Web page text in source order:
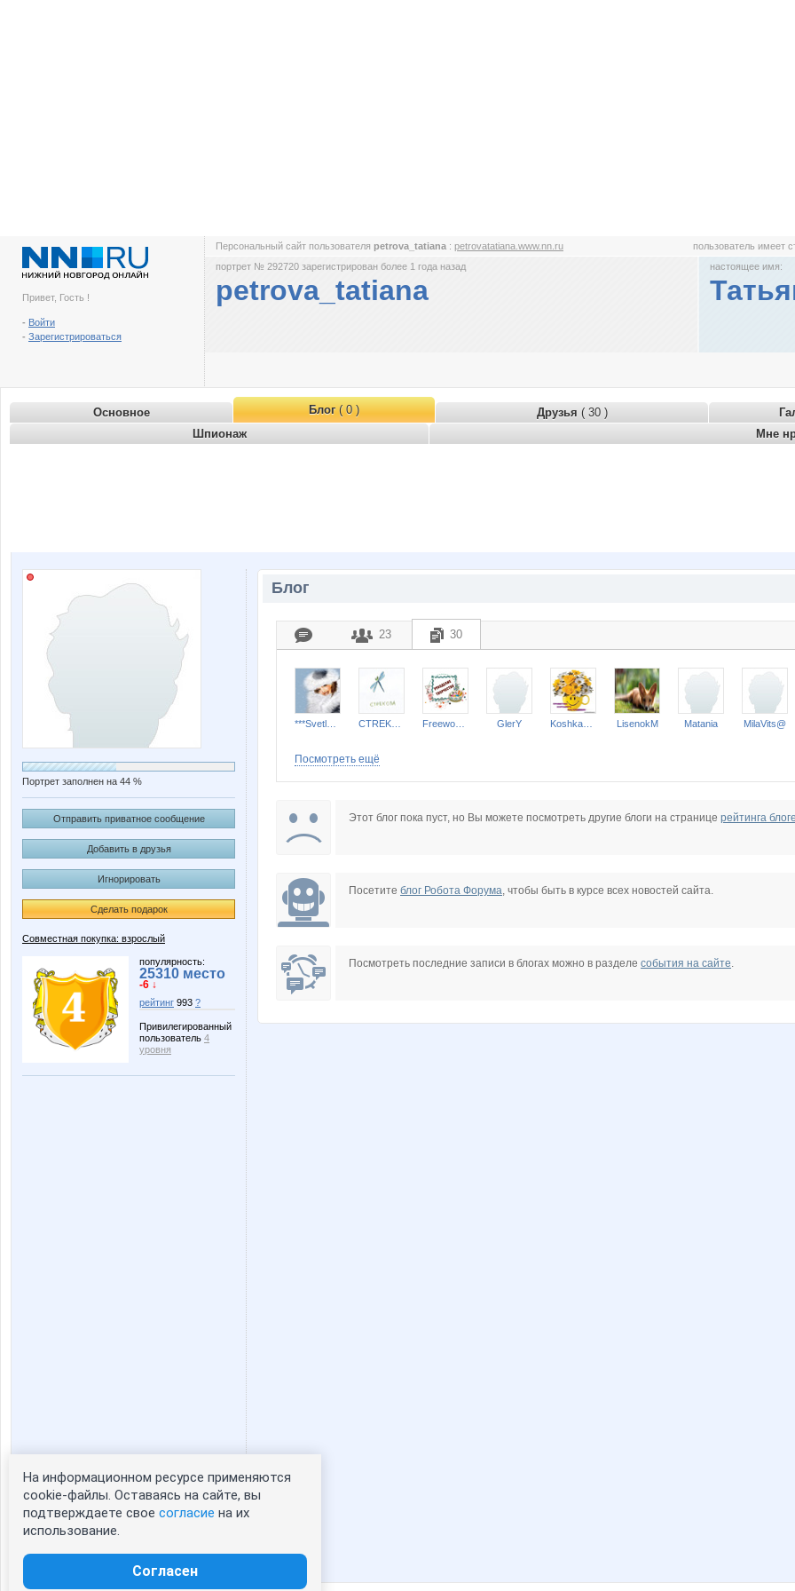
Привет, Гость !
- Войти
- Зарегистрироваться
Персональный сайт пользователя petrova_tatiana : petrovatatiana.www.nn.ru пользователь имеет
портрет № 292720 зарегистрирован более 1 года назад
petrova_tatiana
настоящее имя:
Основное Блог( 0 ) Друзья ( 30 )
Шпионаж
Мне
Портрет заполнен на 44 %
Отправить приватное сообщение
Добавить в друзья
Игнорировать
Сделать подарок
Совместная покупка: взрослый
популярность:
25310 место
-6 ↓
рейтинг 993 ?
Привилегированный
пользователь 4
уровня
Статистика портрета:
сейчас просматривают портрет - 0
зарегистрированные пользователи
Блог
23 30
GlerY LisenokM Matania MilaVits@
Посмотреть ещё
Этот блог пока пуст, но Вы можете посмотреть другие блоги на странице рейтинга
Посетите блог Робота Форума, чтобы быть в курсе всех новостей сайта.
Посмотреть последние записи в блогах можно в разделе события на сайте.
На информационном ресурсе применяются
cookie-файлы. Оставаясь на сайте, вы
подтверждаете свое согласие на их
использование.
Согласен